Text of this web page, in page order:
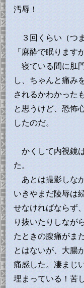
汚辱！
３回くらい（つ
「麻酔で眠ります
寝ている間に肛
し、ちゃんと痛み
されるかわかった
と思うけど、恐怖
したのだ。
かくして内視鏡
た。
あとは撮影しな
いきやまだ陵辱は
せなければならず
り抜いたりしなが
たときの腹痛がま
とはないが、大腸
痛感した。凄まじ
埋まっている！苦